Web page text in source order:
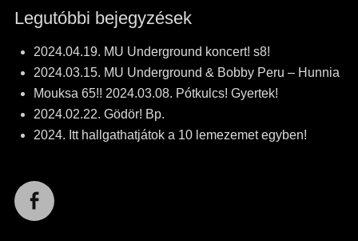
Legutóbbi bejegyzések
2024.04.19. MU Underground koncert! s8!
2024.03.15. MU Underground & Bobby Peru – Hunnia
Mouksa 65!! 2024.03.08. Pótkulcs! Gyertek!
2024.02.22. Gödör! Bp.
2024. Itt hallgathatjátok a 10 lemezemet egyben!